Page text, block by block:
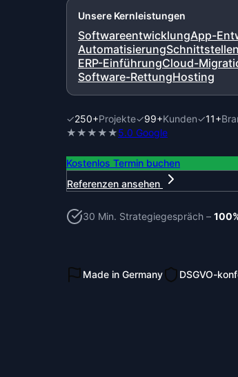
Unsere Kernleistungen
SoftwareentwicklungApp-
AutomatisierungSchnittstellen
ERP-EinführungCloud-
Software-RettungHosting
✓250+Projekte✓99+Kunden✓11+
★★★★★5.0 Google
Kostenlos Termin buchen
Referenzen ansehen
30 Min. Strategiegespräch –
Made in Germany DSGVO-